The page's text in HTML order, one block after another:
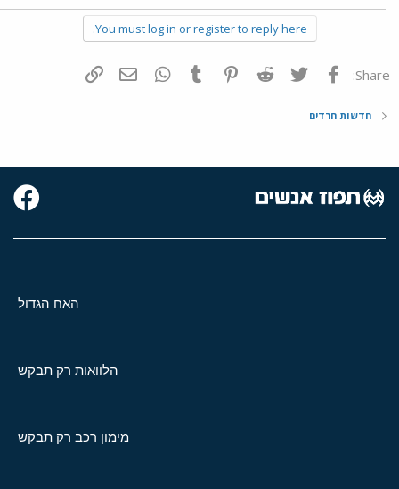
You must log in or register to reply here.
Share: פייסבוק Twitter
Reddit
Pinterest
Tumblr
WhatsAppדואר אלקטרוני
חדשות חרדים
האח הגדול
הלוואות רק תבקש
מימון רכב רק תבקש